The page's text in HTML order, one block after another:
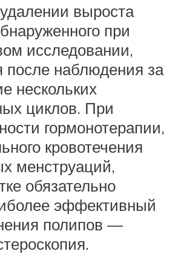
выроста
при
исследовании,
после наблюдения за
нескольких
циклов. При
гормонотерапии,
кровотечения
менструаций,
обязательно
эффективный
полипов —